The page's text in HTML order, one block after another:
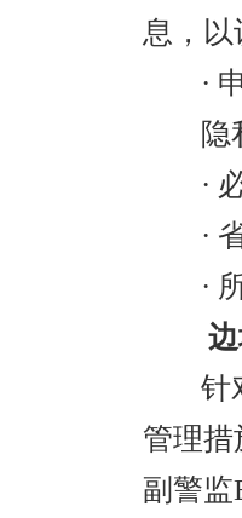
息，
·
隐
·
·
·
针
管理措
副警监